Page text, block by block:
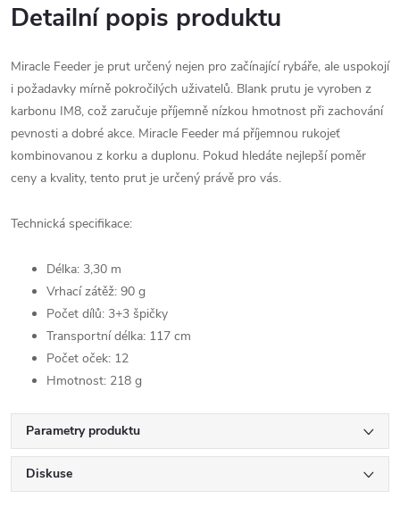
Detailní popis produktu
Miracle Feeder je prut určený nejen pro začínající rybáře, ale uspokojí
i požadavky mírně pokročilých uživatelů. Blank prutu je vyroben z
karbonu IM8, což zaručuje příjemně nízkou hmotnost při zachování
pevnosti a dobré akce. Miracle Feeder má příjemnou rukojeť
kombinovanou z korku a duplonu. Pokud hledáte nejlepší poměr
ceny a kvality, tento prut je určený právě pro vás.
Technická specifikace:
Délka: 3,30 m
Vrhací zátěž: 90 g
Počet dílů: 3+3 špičky
Transportní délka: 117 cm
Počet oček: 12
Hmotnost: 218 g
Parametry produktu
Diskuse